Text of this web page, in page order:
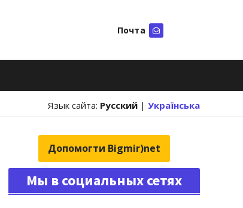
Почта
Язык сайта: Русский | Українська
Допомогти Bigmir)net
Мы в социальных сетях